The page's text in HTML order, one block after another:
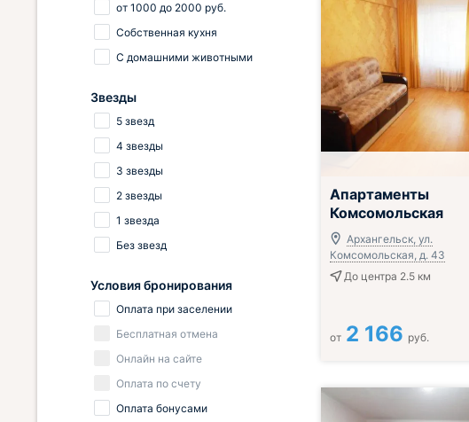
Апартаменты
Комсомольская
Архангельск, ул.
Комсомольская, д. 43
До центра 2.5 км
от 2 166 руб.
от 1000 до 2000 руб.
Собственная кухня
С домашними животными
Звезды
5 звезд
4 звезды
3 звезды
2 звезды
1 звезда
Без звезд
Условия бронирования
Оплата при заселении
Бесплатная отмена
Онлайн на сайте
Оплата по счету
Оплата бонусами